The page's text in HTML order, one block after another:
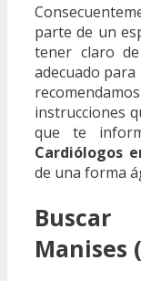
parte de un
tener claro
adecuado
instrucciones
que te
Cardiólogos
de una forma
Manises